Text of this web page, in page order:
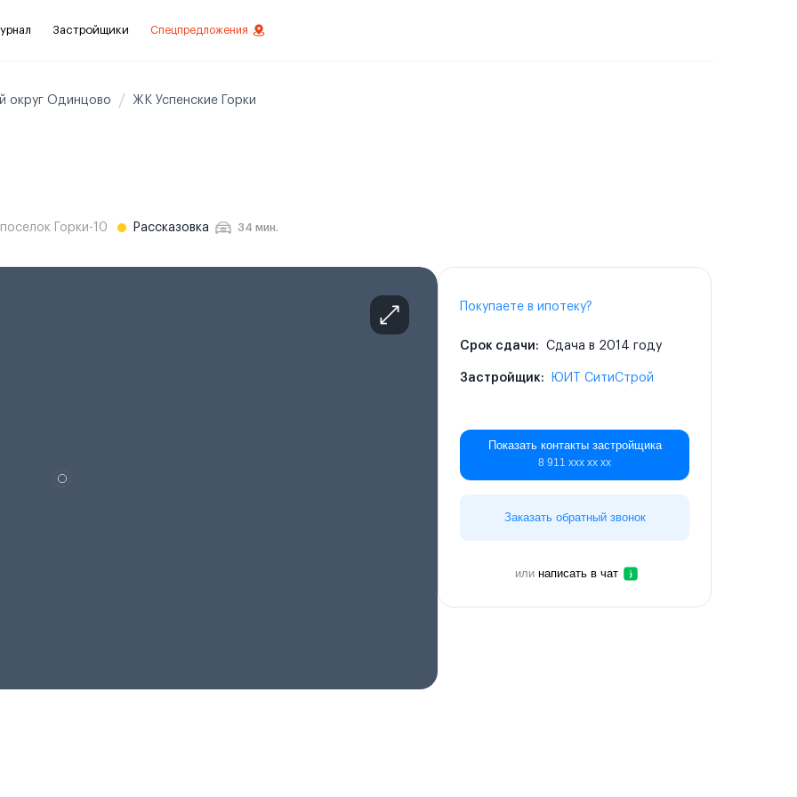
Застройщики Спецпредложения
округ Одинцово ЖК Успенские Горки
поселок Горки-10 Рассказовка 34 мин.
Покупаете в ипотеку?
Срок сдачи: Сдача в 2014 году
Застройщик: ЮИТ СитиСтрой
Показать контакты застройщика
8 911 ххх хх хх
Заказать обратный звонок
или написать в чат